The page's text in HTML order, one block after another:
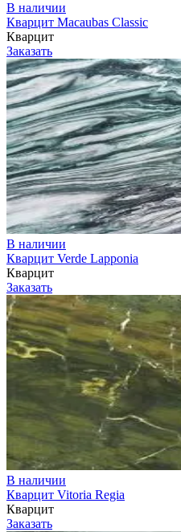
В наличии
Кварцит Macaubas Classic
Кварцит
Заказать
В наличии
Кварцит Verde Lapponia
Кварцит
Заказать
В наличии
Кварцит Vitoria Regia
Кварцит
Заказать